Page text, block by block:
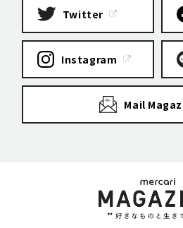
Twitter
Instagram
Mail